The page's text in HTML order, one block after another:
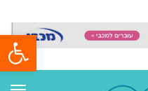
פתח